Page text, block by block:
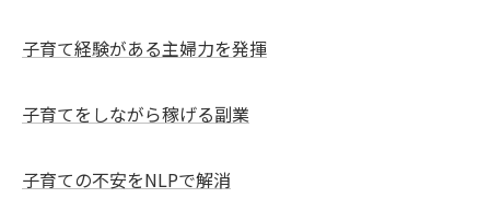
子育て経験がある主婦力を発揮
子育てをしながら稼げる副業
子育ての不安をNLPで解消